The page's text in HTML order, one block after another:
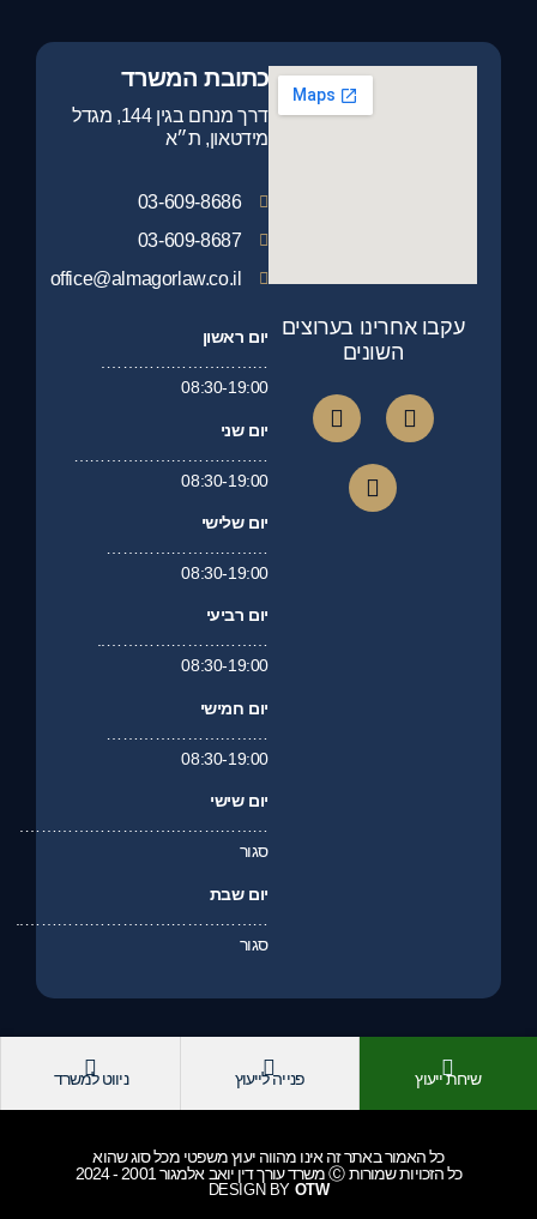
עקבו אחרינו בערוצים
השונים
כתובת המשרד
דרך מנחם בגין 144, מגדל
מידטאון, ת״א
03-609-8686
03-609-8687
office@almagorlaw.co.il
יום ראשון
………………………….
08:30-19:00
יום שני
08:30-19:00
יום שלישי
08:30-19:00
יום רביעי
…………………………..
08:30-19:00
יום חמישי
08:30-19:00
יום שישי
……………………………………….
סגור
יום שבת
סגור
שיחת ייעוץ פנייה לייעוץ ניווט למשרד
כל האמור באתר זה אינו מהווה יעוץ משפטי מכל סוג שהוא
כל הזכויות שמורות Ⓒ משרד עורך דין יואב אלמגור 2001 - 2024
DESIGN BY OTW